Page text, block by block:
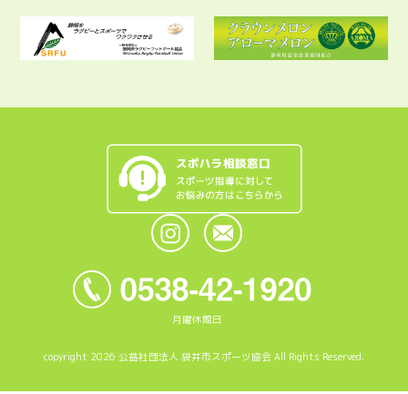
月曜休館日
copyright 2026 公益社団法人 袋井市スポーツ協会 All Rights Reserved.